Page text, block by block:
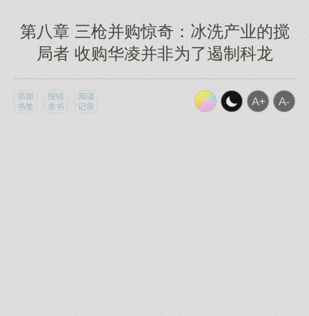
第八章 三枪并购惊奇：冰洗产业的搅
局者 收购华凌并非为了遏制科龙
添加
书签
报错
求书
阅读
记录